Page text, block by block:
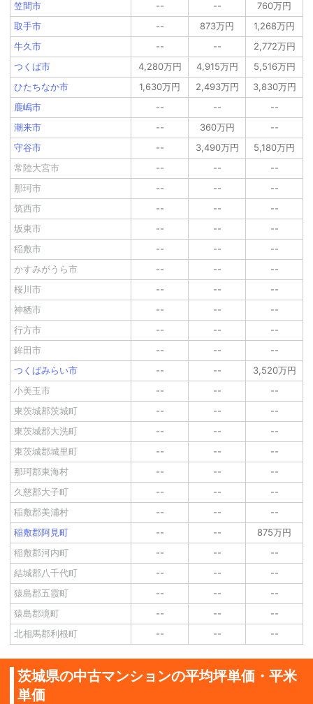
笠間市 -- --
760万円
取手市
-- 873万円
1,268万円
牛久市
-- --
2,772万円
つくば市
4,280万円 4,915万円
5,516万円
ひたちなか市
1,630万円 2,493万円
3,830万円
鹿嶋市
-- --
--
潮来市
-- 360万円
--
守谷市
-- 3,490万円
5,180万円
常陸大宮市
-- --
--
那珂市
-- --
--
筑西市
-- --
--
坂東市
-- --
--
稲敷市
-- --
--
かすみがうら市
-- --
--
桜川市
-- --
--
神栖市
-- --
--
行方市
-- --
--
鉾田市
-- --
--
つくばみらい市
-- --
3,520万円
小美玉市
-- --
--
東茨城郡茨城町
-- --
--
東茨城郡大洗町
-- --
--
東茨城郡城里町
-- --
--
那珂郡東海村
-- --
--
久慈郡大子町
-- --
--
稲敷郡美浦村
-- --
--
稲敷郡阿見町
-- --
875万円
稲敷郡河内町
-- --
--
結城郡八千代町
-- --
--
猿島郡五霞町
-- --
--
猿島郡境町
-- --
--
北相馬郡利根町
-- -- --
茨城県の中古マンションの平均坪単価・平米
単価